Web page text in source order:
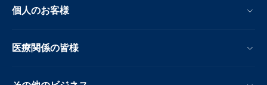
個人のお客様
医療関係の皆様